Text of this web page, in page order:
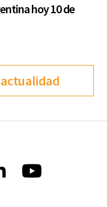
hoy 10 de